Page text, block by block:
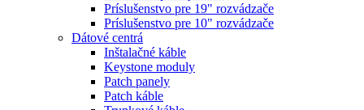
Príslušenstvo pre 19" rozvádzače
Príslušenstvo pre 10" rozvádzače
Dátové centrá
Inštalačné káble
Keystone moduly
Patch panely
Patch káble